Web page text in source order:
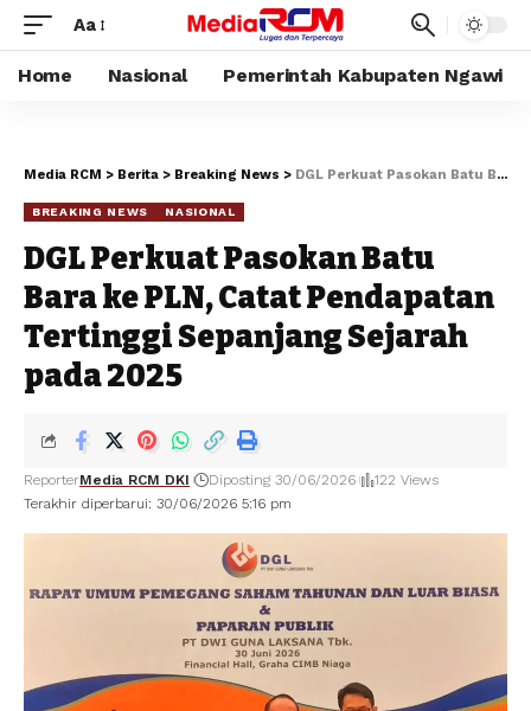
Aa
Home Nasional Pemerintah Kabupaten Ngawi
Media RCM > Berita > Breaking News > DGL Perkuat Pasokan Batu Bara ke PLN, Catat Pendapatan Tertinggi Sepanjang Sejarah pada 2025
BREAKING NEWS NASIONAL
DGL Perkuat Pasokan Batu
Bara ke PLN, Catat Pendapatan
Tertinggi Sepanjang Sejarah
pada 2025
Terakhir diperbarui: 30/06/2026 5:16 pm
ReporterMedia RCM DKI Diposting 30/06/2026 122 Views